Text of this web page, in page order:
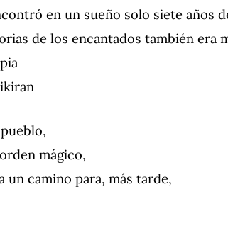
en un sueño solo siete años
de los encantados también era
mágico,
un camino para, más tarde,